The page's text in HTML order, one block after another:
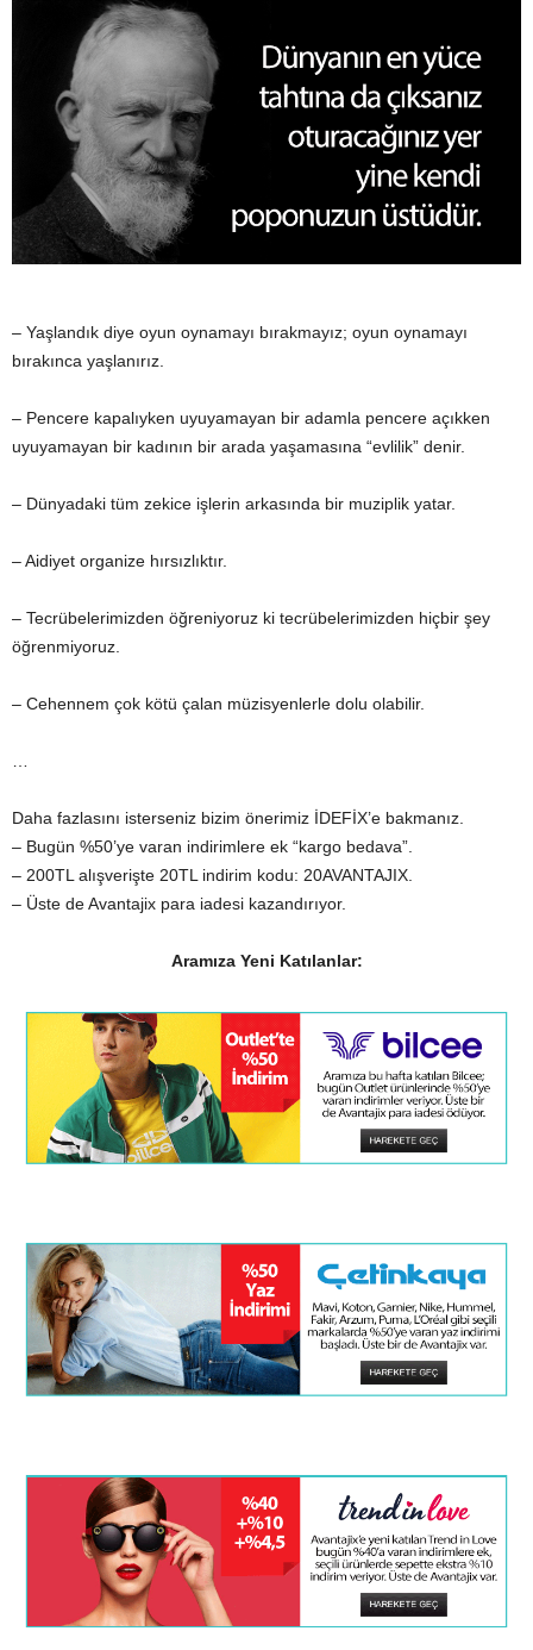
– Yaşlandık diye oyun oynamayı bırakmayız; oyun oynamayı
bırakınca yaşlanırız.
– Pencere kapalıyken uyuyamayan bir adamla pencere açıkken
uyuyamayan bir kadının bir arada yaşamasına “evlilik” denir.
– Dünyadaki tüm zekice işlerin arkasında bir muziplik yatar.
– Aidiyet organize hırsızlıktır.
– Tecrübelerimizden öğreniyoruz ki tecrübelerimizden hiçbir şey
öğrenmiyoruz.
– Cehennem çok kötü çalan müzisyenlerle dolu olabilir.
Daha fazlasını isterseniz bizim önerimiz İDEFİX’e bakmanız.
– Bugün %50’ye varan indirimlere ek “kargo bedava”.
– 200TL alışverişte 20TL indirim kodu: 20AVANTAJIX.
– Üste de Avantajix para iadesi kazandırıyor.
Aramıza Yeni Katılanlar: